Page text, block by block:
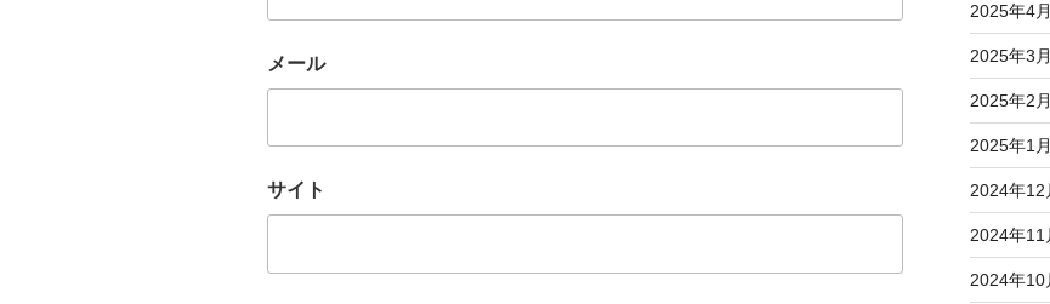
メール
サイト
2025年4月
2025年3月
2025年2月
2025年1月
2024年12
2024年11
2024年10